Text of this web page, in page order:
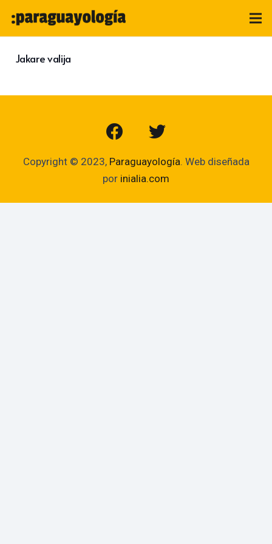
Jakare valija
Copyright © 2023, Paraguayología. Web diseñada
por inialia.com